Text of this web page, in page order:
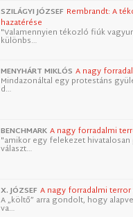
SZILÁGYI JÓZSEF Rembrandt: A
hazatérése
"Valamennyien tékozló fiúk
különbs…
MENYHÁRT MIKLÓS A nagy
Mindazonáltal egy protestáns
d…
BENCHMARK A nagy forradalmi
"amikor egy felekezet hivatalosan
választ…
X. JÓZSEF A nagy forradalmi
A „költő” arra gondolt, hogy
va…